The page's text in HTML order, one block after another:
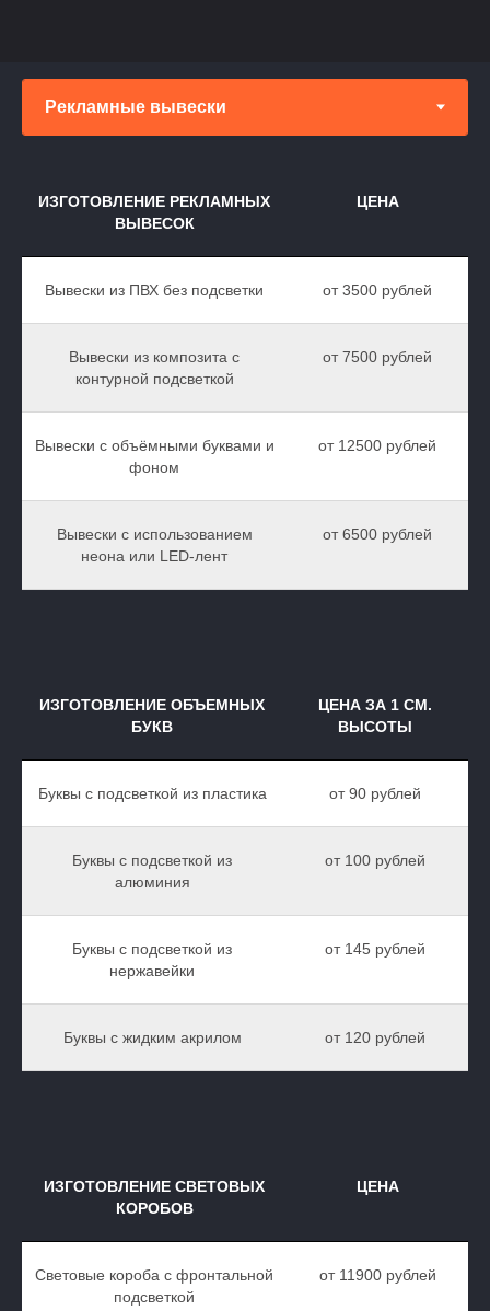
ИЗГОТОВЛЕНИЕ РЕКЛАМНЫХ
ВЫВЕСОК
ЦЕНА
Вывески из ПВХ без подсветки от 3500 рублей
Вывески из композита с
контурной подсветкой
от 7500 рублей
Вывески с объёмными буквами и
фоном
от 12500 рублей
Вывески с использованием
неона или LED-лент
от 6500 рублей
ИЗГОТОВЛЕНИЕ ОБЪЕМНЫХ
БУКВ
ЦЕНА ЗА 1 СМ.
ВЫСОТЫ
Буквы с подсветкой из пластика от 90 рублей
Буквы с подсветкой из
алюминия
от 100 рублей
Буквы с подсветкой из
нержавейки
от 145 рублей
Буквы с жидким акрилом от 120 рублей
ИЗГОТОВЛЕНИЕ СВЕТОВЫХ
КОРОБОВ
ЦЕНА
Световые короба с фронтальной
подсветкой
от 11900 рублей